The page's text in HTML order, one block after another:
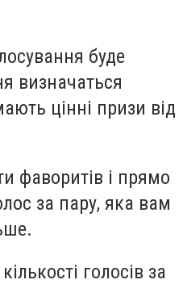
буде
визначаться
цінні призи від
фаворитів і прямо
за пару, яка вам
голосів за